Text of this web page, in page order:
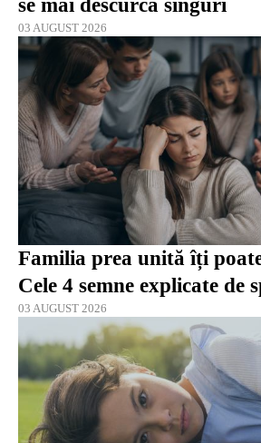
se mai descurcă singuri
03 AUGUST 2026
Familia prea unită îți
Cele 4 semne explicate de
03 AUGUST 2026